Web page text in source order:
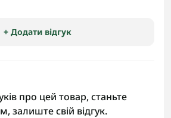
+ Додати відгук
про цей товар, станьте
залиште свій відгук.